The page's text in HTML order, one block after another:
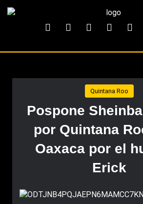
Quintana Roo
Pospone
por Quintana
Oaxaca por el
Erick